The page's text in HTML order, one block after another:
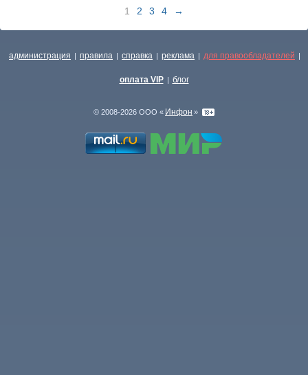
1 2 3 4 →
администрация | правила | справка | реклама | для правообладателей |
оплата VIP | блог
© 2008-2026 ООО « Инфон »